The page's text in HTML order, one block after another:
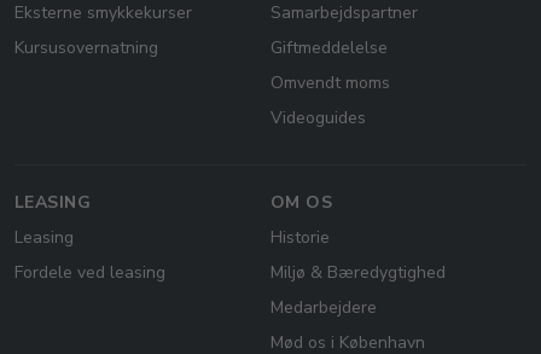
Eksterne smykkekurser
Kursusovernatning
Samarbejdspartner
Giftmeddelelse
Omvendt moms
Videoguides
LEASING
Leasing
Fordele ved leasing
OM OS
Historie
Miljø & Bæredygtighed
Medarbejdere
Mød os i København